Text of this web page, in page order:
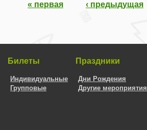
« первая ‹ предыдущая
Билеты
Индивидуальные
Групповые
Праздники
Дни Рождения
Другие мероприятия